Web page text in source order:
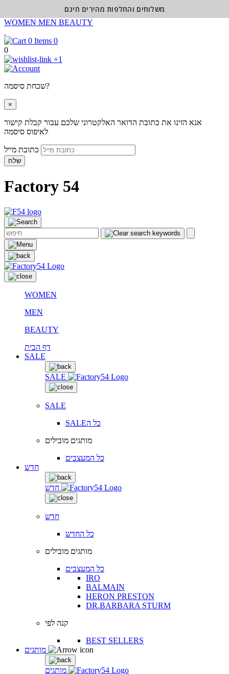
WOMEN MEN BEAUTY
0
0
+1
שכחת סיסמה?
×
אנא הזינו את כתובת הדואר האלקטרוני שלכם עבור קבלת קישור
לאיפוס סיסמה
שלח
Factory 54
WOMEN
MEN
BEAUTY
דף הבית
SALE
SALE
SALE
SALEכל ה
מותגים מובילים
כל המעצבים
חדש
חדש
חדש
כל החדש
מותגים מובילים
כל המעצבים
IRO
BALMAIN
HERON PRESTON
DR.BARBARA STURM
קנה לפי
BEST SELLERS
מותגים
משלוחים והחלפות מהירים חינם